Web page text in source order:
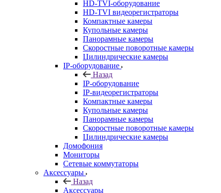
HD-TVI-оборудование
HD-TVI видеорегистраторы
Компактные камеры
Купольные камеры
Панорамные камеры
Скоростные поворотные камеры
Цилиндрические камеры
IP-оборудование
Назад
IP-оборудование
IP-видеорегистраторы
Компактные камеры
Купольные камеры
Панорамные камеры
Скоростные поворотные камеры
Цилиндрические камеры
Домофония
Мониторы
Сетевые коммутаторы
Аксессуары
Назад
Аксессуары